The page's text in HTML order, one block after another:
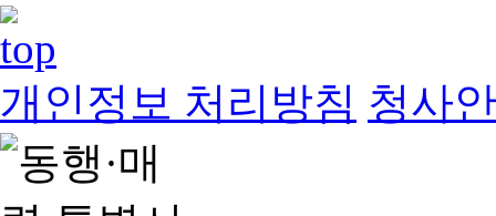
개인정보 처리방침 청사